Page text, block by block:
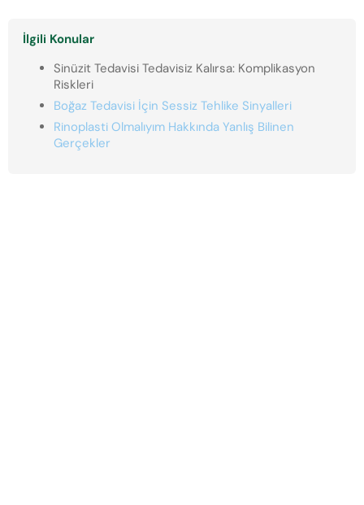
İlgili Konular
Sinüzit Tedavisi Tedavisiz Kalırsa: Komplikasyon
Riskleri
Boğaz Tedavisi İçin Sessiz Tehlike Sinyalleri
Rinoplasti Olmalıyım Hakkında Yanlış Bilinen
Gerçekler